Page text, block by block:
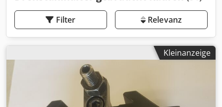
Filter Relevanz
Kleinanzeige